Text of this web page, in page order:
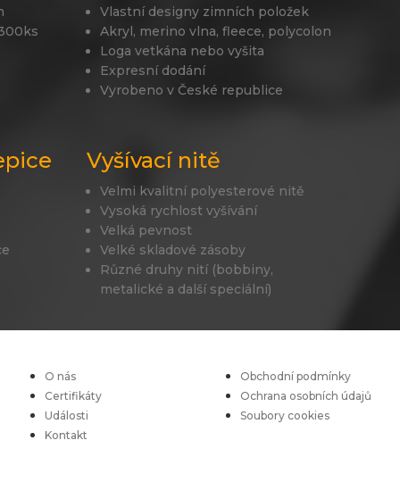
Vlastní designy zimních položek
Akryl, merino vlna, fleece, polycolon
Loga vetkána nebo vyšita
Expresní dodání
Vyrobeno v České republice
Vyšívací nitě
Velmi kvalitní polyesterové nitě
Vysoká rychlost vyšívání
Velká pevnost
Velké skladové zásoby
Různé druhy nití (bobbiny,
metalické a další speciální)
O nás
Certifikáty
Události
Kontakt
Obchodní podmínky
Ochrana osobních údajů
Soubory cookies